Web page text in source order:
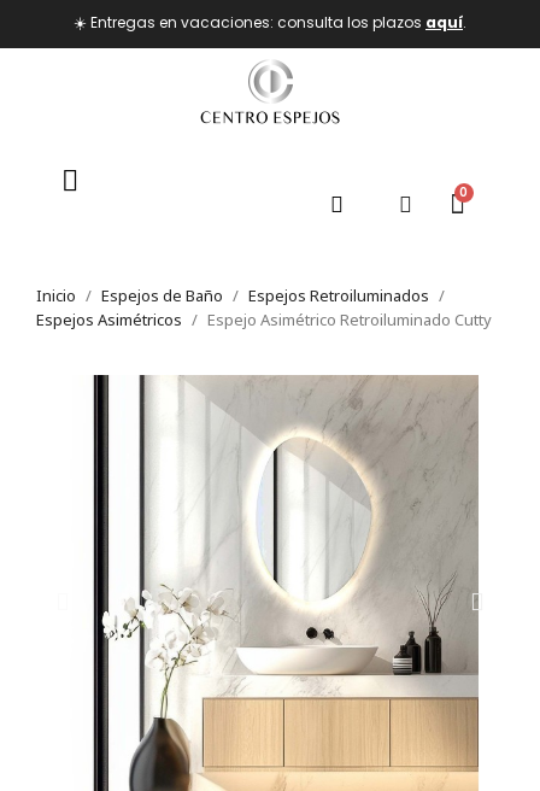
☀️ Entregas en vacaciones: consulta los plazos aquí.
Inicio Espejos de Baño
Espejos Retroiluminados
Espejos Asimétricos
Espejo Asimétrico Retroiluminado Cutty